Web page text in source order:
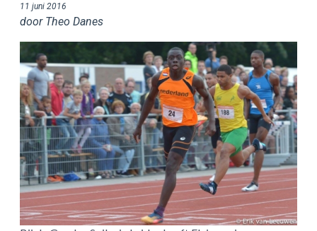
11 juni 2016
door Theo Danes